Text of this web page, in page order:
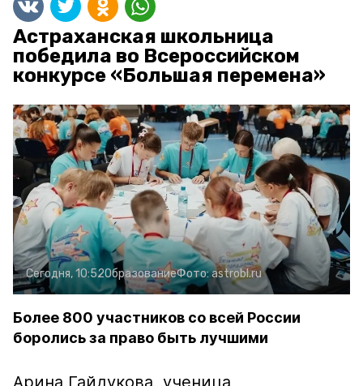
Астраханская школьница
победила во Всероссийском
конкурсе «Большая перемена»
Сегодня, 10:52ОбразованиеФото:astrobl.ru
Более 800 участников со всей России
боролись за право быть лучшими
Арина Гайдукова, ученица